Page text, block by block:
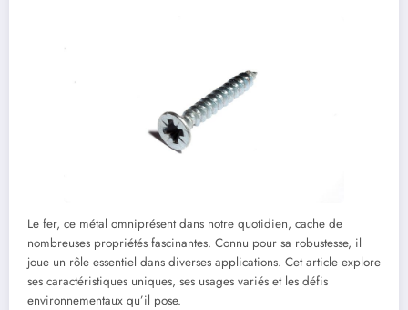
Le fer, ce métal omniprésent dans notre quotidien, cache de
nombreuses propriétés fascinantes. Connu pour sa robustesse, il
joue un rôle essentiel dans diverses applications. Cet article explore
ses caractéristiques uniques, ses usages variés et les défis
environnementaux qu’il pose.